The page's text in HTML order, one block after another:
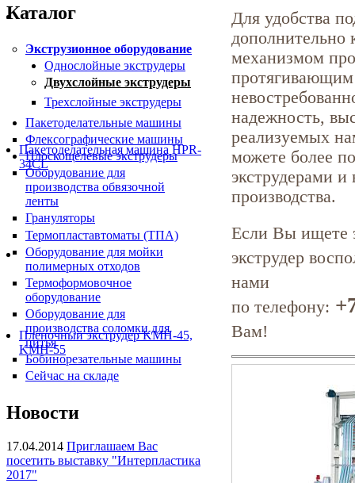
Пакетоделательная машина HPR-
34CL
Плёночный экструдер KMH-45,
KMH-55
Каталог
Экструзионное оборудование
Однослойные экструдеры
Двухслойные экструдеры
Трехслойные экструдеры
Пакетоделательные машины
Флексографические машины
Плоскощелевые экструдеры
Оборудование для
производства обвязочной
ленты
Грануляторы
Термопластавтоматы (ТПА)
Оборудование для мойки
полимерных отходов
Термоформовочное
оборудование
Оборудование для
производства соломки для
питья
Бобинорезательные машины
Сейчас на складе
Новости
17.04.2014 Приглашаем Вас
посетить выставку "Интерпластика
2017"
Для удобства
дополнительно
механизмом
надежность,
реализуемых
можете более
экструдерами
производства.
Если Вы ищете
экструдер
нами
по телефону:
Вам!